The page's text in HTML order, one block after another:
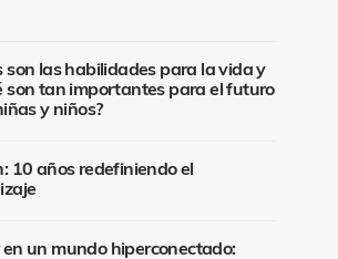
son las habilidades para la vida y
son tan importantes para el futuro
y niños?
10 años redefiniendo el
en un mundo hiperconectado: